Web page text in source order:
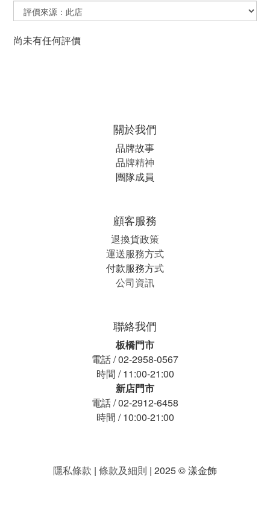
尚未有任何評價
關於我們
品牌故事
品牌精神
團隊成員
顧客服務
退換貨政策
運送服務方式
付款服務方式
公司資訊
聯絡我們
板橋門市
電話 / 02-2958-0567
時間 / 11:00-21:00
新店門市
電話 / 02-2912-6458
時間 / 10:00-21:00
隱私條款 | 條款及細則 | 2025 © 漾金飾